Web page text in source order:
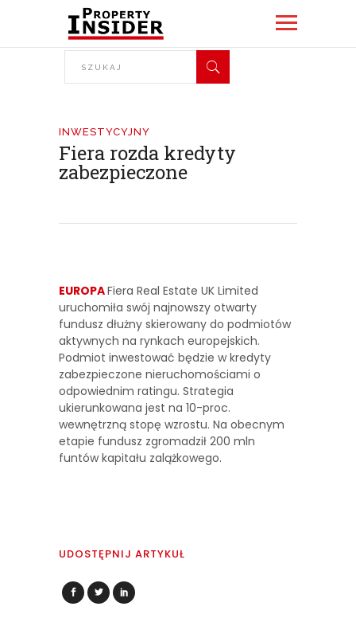
INWESTYCYJNY
Fiera rozda kredyty
zabezpieczone
EUROPAFiera Real Estate UK Limited
uruchomiła swój najnowszy otwarty
fundusz dłużny skierowany do podmiotów
aktywnych na rynkach europejskich.
Podmiot inwestować będzie w kredyty
zabezpieczone nieruchomościami o
odpowiednim ratingu. Strategia
ukierunkowana jest na 10-proc.
wewnętrzną stopę wzrostu. Na obecnym
etapie fundusz zgromadził 200 mln
funtów kapitału zalążkowego.
UDOSTĘPNIJ ARTYKUŁ